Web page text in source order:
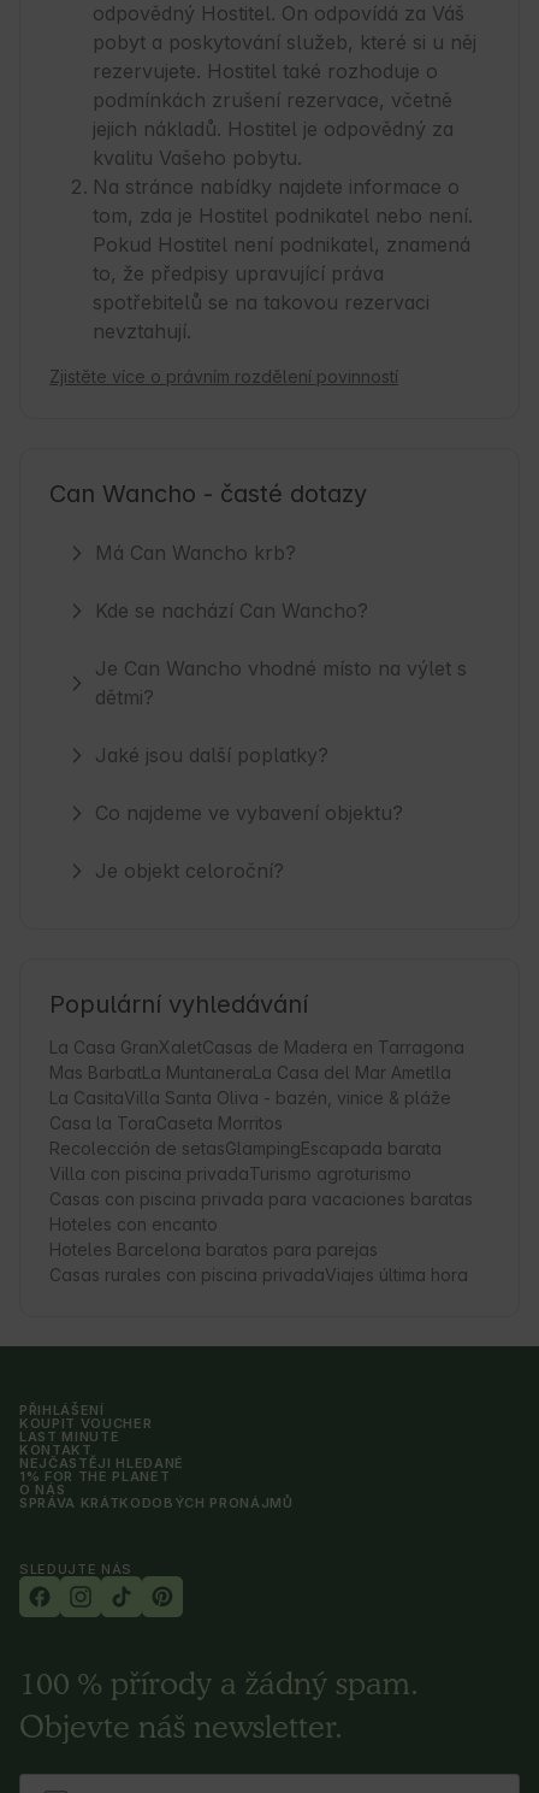
odpovědný Hostitel. On odpovídá za Váš
pobyt a poskytování služeb, které si u něj
rezervujete. Hostitel také rozhoduje o
podmínkách zrušení rezervace, včetně
jejich nákladů. Hostitel je odpovědný za
kvalitu Vašeho pobytu.
Na stránce nabídky najdete informace o
tom, zda je Hostitel podnikatel nebo není.
Pokud Hostitel není podnikatel, znamená
to, že předpisy upravující práva
spotřebitelů se na takovou rezervaci
nevztahují.
Zjistěte více o právním rozdělení povinností
Can Wancho - časté dotazy
Má Can Wancho krb?
Kde se nachází Can Wancho?
Je Can Wancho vhodné místo na výlet s
dětmi?
Jaké jsou další poplatky?
Co najdeme ve vybavení objektu?
Je objekt celoroční?
Populární vyhledávání
La Casa GranXaletCasas de Madera en Tarragona
Mas BarbatLa MuntaneraLa Casa del Mar Ametlla
La CasitaVilla Santa Oliva - bazén, vinice & pláže
Casa la ToraCaseta Morritos
Recolección de setasGlampingEscapada barata
Villa con piscina privadaTurismo agroturismo
Casas con piscina privada para vacaciones baratas
Hoteles con encanto
Hoteles Barcelona baratos para parejas
Casas rurales con piscina privadaViajes última hora
PŘIHLÁŠENÍ
KOUPIT VOUCHER
LAST MINUTE
KONTAKT
NEJČASTĚJI HLEDANÉ
1% FOR THE PLANET
O NÁS
SPRÁVA KRÁTKODOBÝCH PRONÁJMŮ
SLEDUJTE NÁS
100 % přírody a žádný spam.
Objevte náš newsletter.